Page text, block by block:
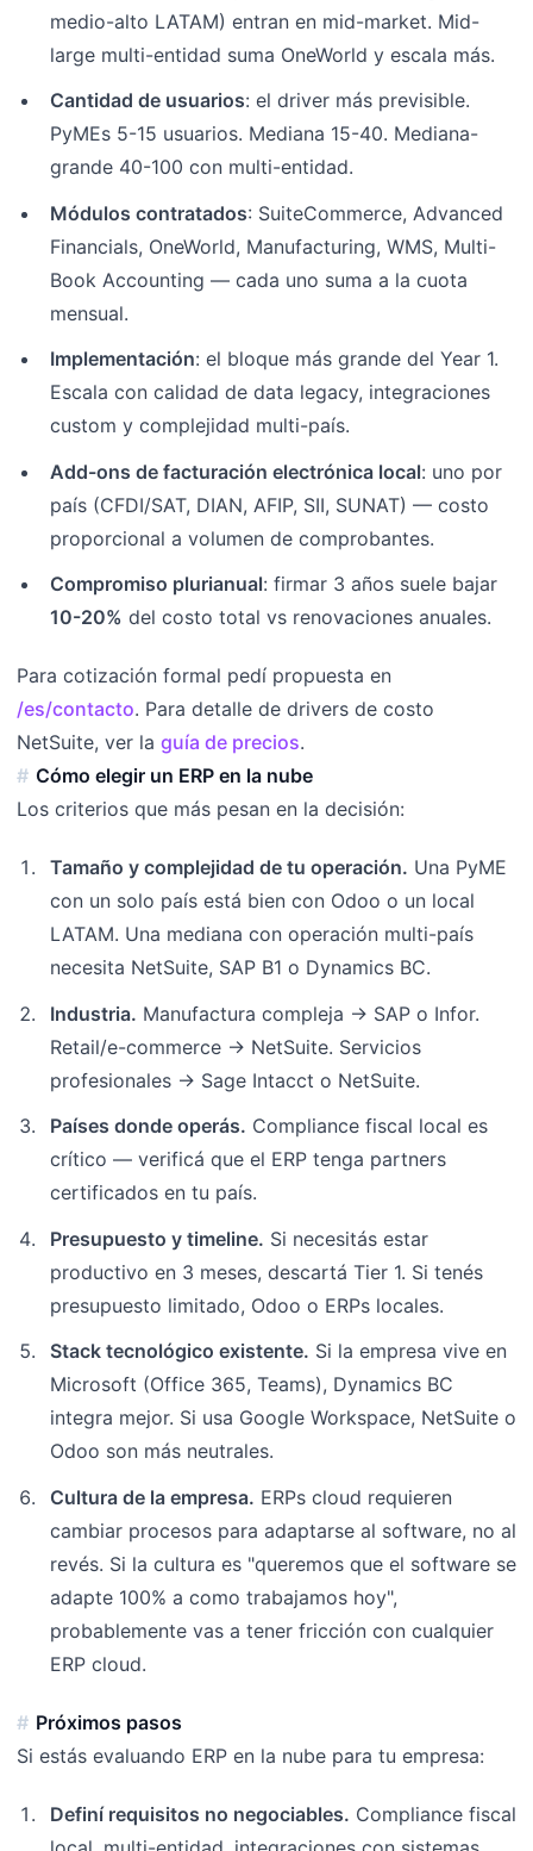
medio-alto LATAM) entran en mid-market. Mid-
large multi-entidad suma OneWorld y escala más.
Cantidad de usuarios: el driver más previsible.
PyMEs 5-15 usuarios. Mediana 15-40. Mediana-
grande 40-100 con multi-entidad.
Módulos contratados: SuiteCommerce, Advanced
Financials, OneWorld, Manufacturing, WMS, Multi-
Book Accounting — cada uno suma a la cuota
mensual.
Implementación: el bloque más grande del Year 1.
Escala con calidad de data legacy, integraciones
custom y complejidad multi-país.
Add-ons de facturación electrónica local: uno por
país (CFDI/SAT, DIAN, AFIP, SII, SUNAT) — costo
proporcional a volumen de comprobantes.
Compromiso plurianual: firmar 3 años suele bajar
10-20% del costo total vs renovaciones anuales.
Para cotización formal pedí propuesta en
/es/contacto. Para detalle de drivers de costo
NetSuite, ver la guía de precios.
Cómo elegir un ERP en la nube
Los criterios que más pesan en la decisión:
Tamaño y complejidad de tu operación. Una PyME
con un solo país está bien con Odoo o un local
LATAM. Una mediana con operación multi-país
necesita NetSuite, SAP B1 o Dynamics BC.
Industria. Manufactura compleja → SAP o Infor.
Retail/e-commerce → NetSuite. Servicios
profesionales → Sage Intacct o NetSuite.
Países donde operás. Compliance fiscal local es
crítico — verificá que el ERP tenga partners
certificados en tu país.
Presupuesto y timeline. Si necesitás estar
productivo en 3 meses, descartá Tier 1. Si tenés
presupuesto limitado, Odoo o ERPs locales.
Stack tecnológico existente. Si la empresa vive en
Microsoft (Office 365, Teams), Dynamics BC
integra mejor. Si usa Google Workspace, NetSuite o
Odoo son más neutrales.
Cultura de la empresa. ERPs cloud requieren
cambiar procesos para adaptarse al software, no al
revés. Si la cultura es "queremos que el software se
adapte 100% a como trabajamos hoy",
probablemente vas a tener fricción con cualquier
ERP cloud.
Próximos pasos
Si estás evaluando ERP en la nube para tu empresa:
Definí requisitos no negociables. Compliance fiscal